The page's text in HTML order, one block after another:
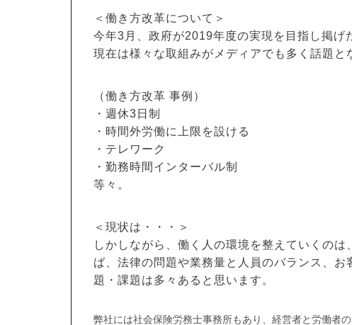
＜働き方改革について＞
今年3月、政府が2019年度の実現を目指し掲げ
現在は様々な取組みがメディアでも多く話題と
（働き方改革 事例）
・週休3日制
・時間外労働に上限を設ける
・テレワーク
・勤務時間インターバル制
等々。
＜現状は・・・＞
しかしながら、働く人の環境を整えていくの
ば、法律の問題や業務量と人員のバランス、
題・課題は多々あると思います。
弊社には社会保険労務士事務所もあり、経営者と労働者